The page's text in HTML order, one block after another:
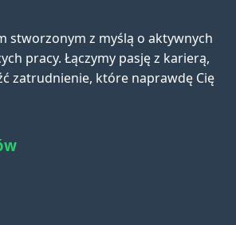
stworzonym z myślą o aktywnych
pracy. Łączymy pasję z karierą,
zatrudnienie, które naprawdę Cię